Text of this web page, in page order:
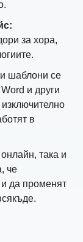
за хора,
шаблони се
и други
в
така и
че
и да променят